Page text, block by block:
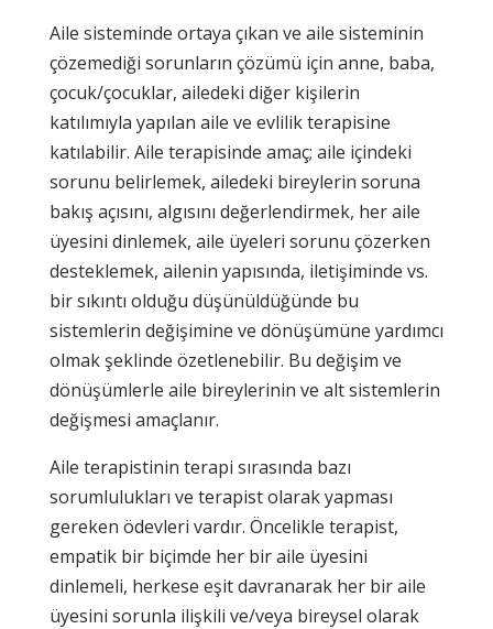
Aile sisteminde ortaya çıkan ve aile sisteminin
çözemediği sorunların çözümü için anne, baba,
çocuk/çocuklar, ailedeki diğer kişilerin
katılımıyla yapılan aile ve evlilik terapisine
katılabilir. Aile terapisinde amaç; aile içindeki
sorunu belirlemek, ailedeki bireylerin soruna
bakış açısını, algısını değerlendirmek, her aile
üyesini dinlemek, aile üyeleri sorunu çözerken
desteklemek, ailenin yapısında, iletişiminde vs.
bir sıkıntı olduğu düşünüldüğünde bu
sistemlerin değişimine ve dönüşümüne yardımcı
olmak şeklinde özetlenebilir. Bu değişim ve
dönüşümlerle aile bireylerinin ve alt sistemlerin
değişmesi amaçlanır.
Aile terapistinin terapi sırasında bazı
sorumlulukları ve terapist olarak yapması
gereken ödevleri vardır. Öncelikle terapist,
empatik bir biçimde her bir aile üyesini
dinlemeli, herkese eşit davranarak her bir aile
üyesini sorunla ilişkili ve/veya bireysel olarak